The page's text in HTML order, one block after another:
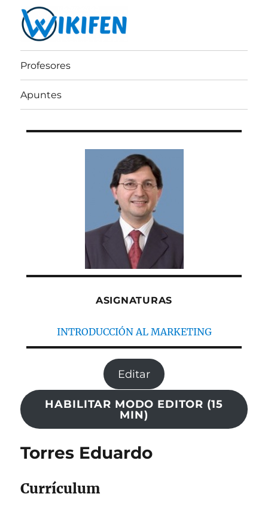
Wikifen
Profesores
Apuntes
Torres Eduardo
Currículum
ASIGNATURAS
INTRODUCCIÓN AL MARKETING
Editar
HABILITAR MODO EDITOR (15
MIN)